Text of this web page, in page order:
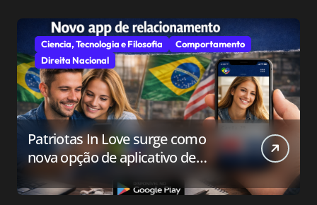
Ciencia, Tecnologia e Filosofia
Comportamento
Direita Nacional
Patriotas In Love surge como
nova opção de aplicativo de
relacionamento para o público
conservador